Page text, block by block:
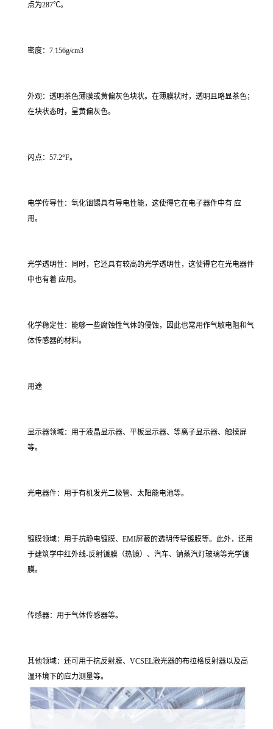
点为287℃。
密度：7.156g/cm3
外观：透明茶色薄膜或黄偏灰色块状。在薄膜状时，透明且略显茶色；
在块状态时，呈黄偏灰色。
闪点：57.2°F。
电学传导性：氧化铟锡具有导电性能，这使得它在电子器件中有 应
用。
光学透明性：同时，它还具有较高的光学透明性，这使得它在光电器件
中也有着 应用。
化学稳定性：能够一些腐蚀性气体的侵蚀，因此也常用作气敏电阻和气
体传感器的材料。
用途
显示器领域：用于液晶显示器、平板显示器、等离子显示器、触摸屏
等。
光电器件：用于有机发光二极管、太阳能电池等。
镀膜领域：用于抗静电镀膜、EMI屏蔽的透明传导镀膜等。此外，还用
于建筑学中红外线-反射镀膜（热镜）、汽车、钠蒸汽灯玻璃等光学镀
膜。
传感器：用于气体传感器等。
其他领域：还可用于抗反射膜、VCSEL激光器的布拉格反射器以及高
温环境下的应力测量等。